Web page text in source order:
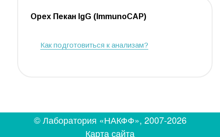
Орех Пекан IgG (ImmunoCAP)
Как подготовиться к анализам?
© Лаборатория «НАКФФ», 2007-2026
Карта сайта